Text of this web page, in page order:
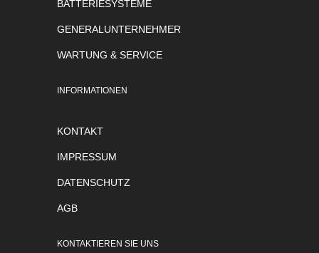
BATTERIESYSTEME
GENERALUNTERNEHMER
WARTUNG & SERVICE
INFORMATIONEN
KONTAKT
IMPRESSUM
DATENSCHUTZ
AGB
KONTAKTIEREN SIE UNS